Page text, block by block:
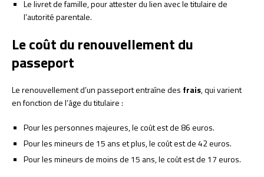
Le livret de famille, pour attester du lien avec le titulaire de
l’autorité parentale.
Le coût du renouvellement du
passeport
Le renouvellement d’un passeport entraîne des frais, qui varient
en fonction de l’âge du titulaire :
Pour les personnes majeures, le coût est de 86 euros.
Pour les mineurs de 15 ans et plus, le coût est de 42 euros.
Pour les mineurs de moins de 15 ans, le coût est de 17 euros.